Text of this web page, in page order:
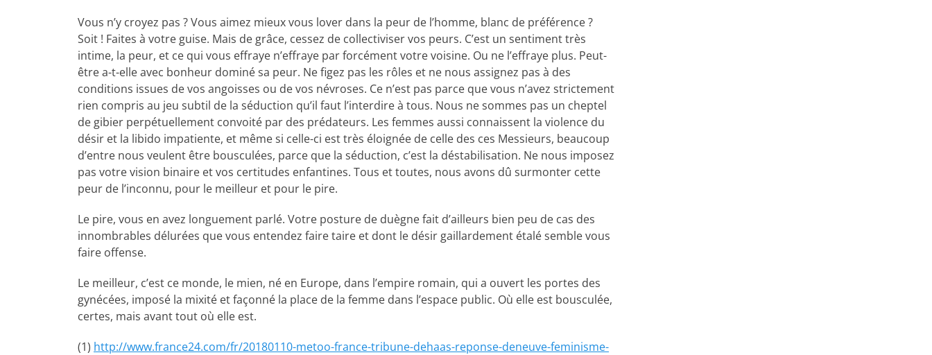
Vous n’y croyez pas ? Vous aimez mieux vous lover dans la peur de l’homme, blanc de préférence ?
Soit ! Faites à votre guise. Mais de grâce, cessez de collectiviser vos peurs. C’est un sentiment très
intime, la peur, et ce qui vous effraye n’effraye par forcément votre voisine. Ou ne l’effraye plus. Peut-
être a-t-elle avec bonheur dominé sa peur. Ne figez pas les rôles et ne nous assignez pas à des
conditions issues de vos angoisses ou de vos névroses. Ce n’est pas parce que vous n’avez strictement
rien compris au jeu subtil de la séduction qu’il faut l’interdire à tous. Nous ne sommes pas un cheptel
de gibier perpétuellement convoité par des prédateurs. Les femmes aussi connaissent la violence du
désir et la libido impatiente, et même si celle-ci est très éloignée de celle des ces Messieurs, beaucoup
d’entre nous veulent être bousculées, parce que la séduction, c’est la déstabilisation. Ne nous imposez
pas votre vision binaire et vos certitudes enfantines. Tous et toutes, nous avons dû surmonter cette
peur de l’inconnu, pour le meilleur et pour le pire.
Le pire, vous en avez longuement parlé. Votre posture de duègne fait d’ailleurs bien peu de cas des
innombrables délurées que vous entendez faire taire et dont le désir gaillardement étalé semble vous
faire offense.
Le meilleur, c’est ce monde, le mien, né en Europe, dans l’empire romain, qui a ouvert les portes des
gynécées, imposé la mixité et façonné la place de la femme dans l’espace public. Où elle est bousculée,
certes, mais avant tout où elle est.
(1) http://www.france24.com/fr/20180110-metoo-france-tribune-dehaas-reponse-deneuve-feminisme-